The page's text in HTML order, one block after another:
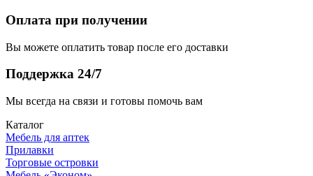
Оплата при получении
Вы можете оплатить товар после его доставки
Поддержка 24/7
Мы всегда на связи и готовы помочь вам
Каталог
Мебель для аптек
Прилавки
Торговые островки